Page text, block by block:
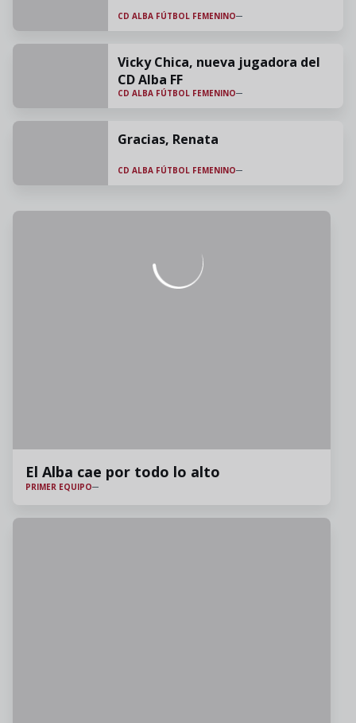
CD ALBA FÚTBOL FEMENINO
Vicky Chica, nueva jugadora del
CD Alba FF
CD ALBA FÚTBOL FEMENINO
Gracias, Renata
CD ALBA FÚTBOL FEMENINO
El Alba cae por todo lo alto
PRIMER EQUIPO